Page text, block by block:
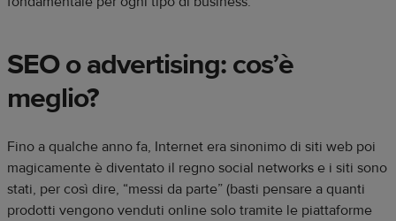
SEO o advertising: cos’è
meglio?
Fino a qualche anno fa, Internet era sinonimo di siti web poi
magicamente è diventato il regno social networks e i siti sono
stati, per così dire, “messi da parte” (basti pensare a quanti
prodotti vengono venduti online solo tramite le piattaforme